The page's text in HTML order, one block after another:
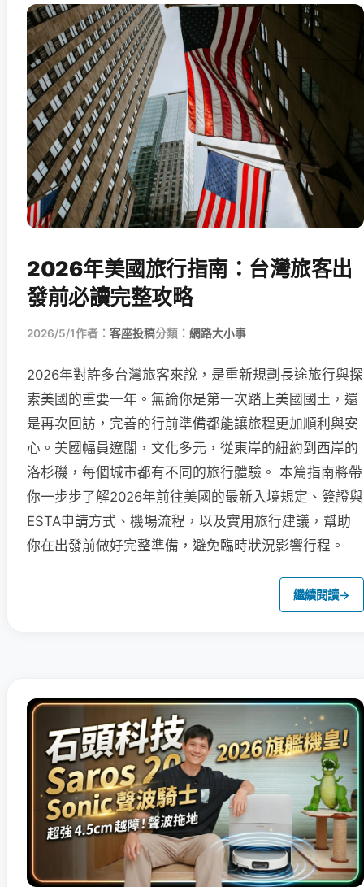
2026年美國旅行指南：台灣旅客出
發前必讀完整攻略
2026/5/1作者： 客座投稿分類： 網路大小事
2026年對許多台灣旅客來說，是重新規劃長途旅行與探
索美國的重要一年。無論你是第一次踏上美國國土，還
是再次回訪，完善的行前準備都能讓旅程更加順利與安
心。美國幅員遼闊，文化多元，從東岸的紐約到西岸的
洛杉磯，每個城市都有不同的旅行體驗。 本篇指南將帶
你一步步了解2026年前往美國的最新入境規定、簽證與
ESTA申請方式、機場流程，以及實用旅行建議，幫助
你在出發前做好完整準備，避免臨時狀況影響行程。
繼續閱讀→